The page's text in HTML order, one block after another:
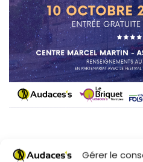
Gérer le